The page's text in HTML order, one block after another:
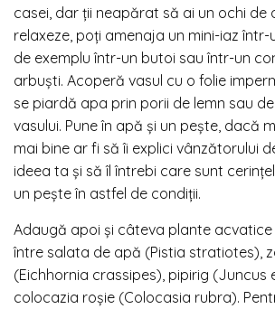
casei, dar ţii neapărat să ai un ochi de
relaxeze, poţi amenaja un mini-iaz într-
de exemplu într-un butoi sau într-un
arbuşti. Acoperă vasul cu o folie
se piardă apa prin porii de lemn sau
vasului. Pune în apă şi un peşte, dacă
mai bine ar fi să îi explici vânzătorului
ideea ta şi să îl întrebi care sunt
un peşte în astfel de condiţii.
Adaugă apoi şi câteva plante acvatice
între salata de apă (Pistia stratiotes),
(Eichhornia crassipes), pipirig (Juncus
colocazia roşie (Colocasia rubra).